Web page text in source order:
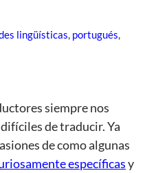
lingüísticas, portugués,
siempre nos
de traducir. Ya
de como algunas
específicasy